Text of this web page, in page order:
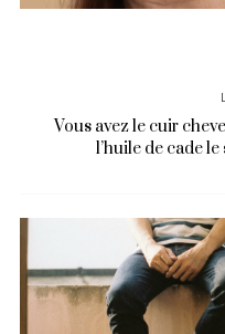
Vous avez le cuir
l’huile de cade